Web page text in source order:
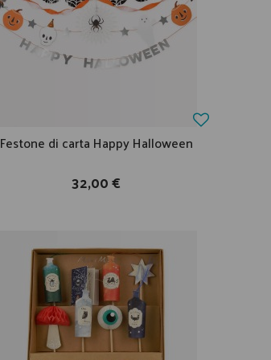
Festone di carta Happy Halloween
32,00 €